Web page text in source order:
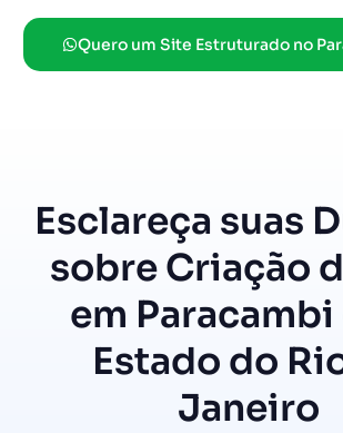
Quero um Site Estruturado no
Esclareça suas
sobre Criação
em Paracambi
Estado do
Janeiro